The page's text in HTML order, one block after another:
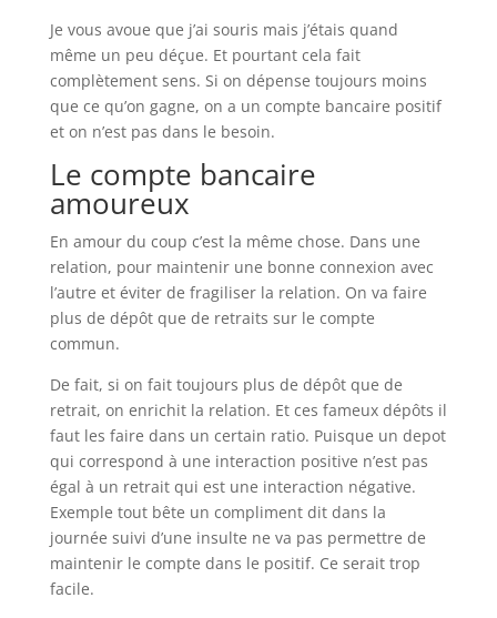
Je vous avoue que j’ai souris mais j’étais quand
même un peu déçue. Et pourtant cela fait
complètement sens. Si on dépense toujours moins
que ce qu’on gagne, on a un compte bancaire positif
et on n’est pas dans le besoin.
Le compte bancaire
amoureux
En amour du coup c’est la même chose. Dans une
relation, pour maintenir une bonne connexion avec
l’autre et éviter de fragiliser la relation. On va faire
plus de dépôt que de retraits sur le compte
commun.
De fait, si on fait toujours plus de dépôt que de
retrait, on enrichit la relation. Et ces fameux dépôts il
faut les faire dans un certain ratio. Puisque un depot
qui correspond à une interaction positive n’est pas
égal à un retrait qui est une interaction négative.
Exemple tout bête un compliment dit dans la
journée suivi d’une insulte ne va pas permettre de
maintenir le compte dans le positif. Ce serait trop
facile.